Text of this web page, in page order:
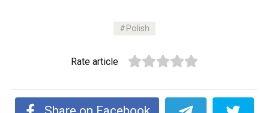
Polish
Rate article